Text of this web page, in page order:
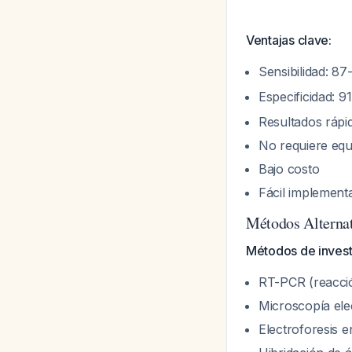
Ventajas clave:
Sensibilidad:
Especificidad:
Resultados
No requiere
Bajo costo
Fácil
Métodos
Métodos de
RT-PCR
Microscopía
Electroforesis